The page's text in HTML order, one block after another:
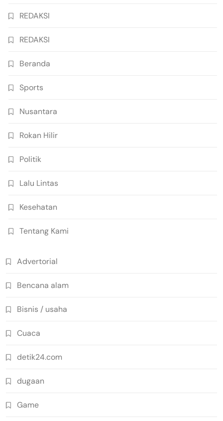
REDAKSI
REDAKSI
Beranda
Sports
Nusantara
Rokan Hilir
Politik
Lalu Lintas
Kesehatan
Tentang Kami
Advertorial
Bencana alam
Bisnis / usaha
Cuaca
detik24.com
dugaan
Game